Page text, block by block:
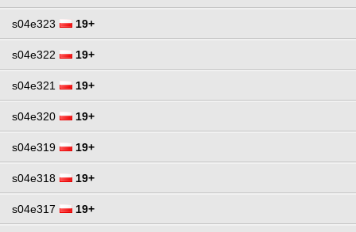
s04e323 19+
s04e322 19+
s04e321 19+
s04e320 19+
s04e319 19+
s04e318 19+
s04e317 19+